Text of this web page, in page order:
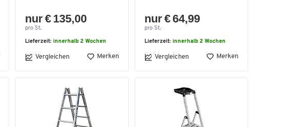
nur € 135,00
pro St.
Lieferzeit: innerhalb 2 Wochen
Vergleichen Merken
nur € 64,99
pro St.
Lieferzeit: innerhalb 2 Wochen
Vergleichen Merken